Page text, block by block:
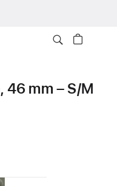
46 mm – S/M